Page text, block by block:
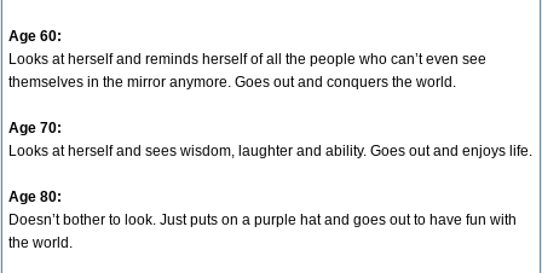
Age 60:
Looks at herself and reminds herself of all the people who can’t even see
themselves in the mirror anymore. Goes out and conquers the world.
Age 70:
Looks at herself and sees wisdom, laughter and ability. Goes out and enjoys life.
Age 80:
Doesn’t bother to look. Just puts on a purple hat and goes out to have fun with
the world.